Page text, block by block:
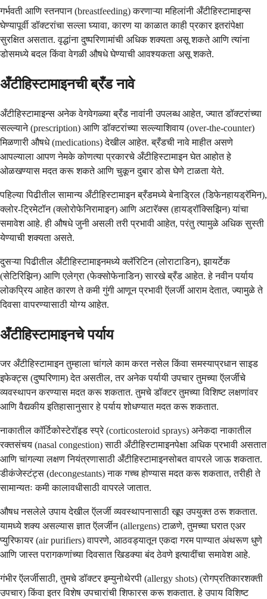
गर्भवती आणि स्तनपान (breastfeeding) करणाऱ्या महिलांनी अँटीहिस्टामाइन्स
घेण्यापूर्वी डॉक्टरांचा सल्ला घ्यावा, कारण या काळात काही प्रकार इतरांपेक्षा
सुरक्षित असतात. वृद्धांना दुष्परिणामांची अधिक शक्यता असू शकते आणि त्यांना
डोसमध्ये बदल किंवा वेगळी औषधे घेण्याची आवश्यकता असू शकते.
अँटीहिस्टामाइनची ब्रँड नावे
अँटीहिस्टामाइन्स अनेक वेगवेगळ्या ब्रँड नावांनी उपलब्ध आहेत, ज्यात डॉक्टरांच्या
सल्ल्याने (prescription) आणि डॉक्टरांच्या सल्ल्याशिवाय (over-the-counter)
मिळणारी औषधे (medications) देखील आहेत. ब्रँडची नावे माहीत असणे
आपल्याला आपण नेमके कोणत्या प्रकारचे अँटीहिस्टामाइन घेत आहोत हे
ओळखण्यास मदत करू शकते आणि चुकून दुबार डोस घेणे टाळता येते.
पहिल्या पिढीतील सामान्य अँटीहिस्टामाइन ब्रँडमध्ये बेनाड्रिल (डिफेनहायड्रॅमिन),
क्लोर-ट्रिमेटॉन (क्लोरोफेनिरामाइन) आणि अटारॅक्स (हायड्रॉक्सिझिन) यांचा
समावेश आहे. ही औषधे जुनी असली तरी प्रभावी आहेत, परंतु त्यामुळे अधिक सुस्ती
येण्याची शक्यता असते.
दुसऱ्या पिढीतील अँटीहिस्टामाइनमध्ये क्लॅरिटिन (लोराटाडिन), झायर्टेक
(सेटिरिझिन) आणि एलेग्रा (फेक्सोफेनाडिन) सारखे ब्रँड आहेत. हे नवीन पर्याय
लोकप्रिय आहेत कारण ते कमी गुंगी आणून प्रभावी ऍलर्जी आराम देतात, ज्यामुळे ते
दिवसा वापरण्यासाठी योग्य आहेत.
अँटीहिस्टामाइनचे पर्याय
जर अँटीहिस्टामाइन तुम्हाला चांगले काम करत नसेल किंवा समस्याप्रधान साइड
इफेक्ट्स (दुष्परिणाम) देत असतील, तर अनेक पर्यायी उपचार तुमच्या ऍलर्जीचे
व्यवस्थापन करण्यास मदत करू शकतात. तुमचे डॉक्टर तुमच्या विशिष्ट लक्षणांवर
आणि वैद्यकीय इतिहासानुसार हे पर्याय शोधण्यात मदत करू शकतात.
नाकातील कॉर्टिकोस्टेरॉइड स्प्रे (corticosteroid sprays) अनेकदा नाकातील
रक्तसंचय (nasal congestion) साठी अँटीहिस्टामाइनपेक्षा अधिक प्रभावी असतात
आणि चांगल्या लक्षण नियंत्रणासाठी अँटीहिस्टामाइनसोबत वापरले जाऊ शकतात.
डीकंजेस्टंट्स (decongestants) नाक गच्च होण्यास मदत करू शकतात, तरीही ते
सामान्यतः कमी कालावधीसाठी वापरले जातात.
औषध नसलेले उपाय देखील ऍलर्जी व्यवस्थापनासाठी खूप उपयुक्त ठरू शकतात.
यामध्ये शक्य असल्यास ज्ञात ऍलर्जीन (allergens) टाळणे, तुमच्या घरात एअर
प्युरिफायर (air purifiers) वापरणे, आठवड्यातून एकदा गरम पाण्यात अंथरूण धुणे
आणि जास्त परागकणांच्या दिवसात खिडक्या बंद ठेवणे इत्यादींचा समावेश आहे.
गंभीर ऍलर्जीसाठी, तुमचे डॉक्टर इम्युनोथेरपी (allergy shots) (रोगप्रतिकारशक्ती
उपचार) किंवा इतर विशेष उपचारांची शिफारस करू शकतात. हे उपाय विशिष्ट